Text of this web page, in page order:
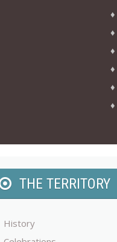
THE TERRITORY
History